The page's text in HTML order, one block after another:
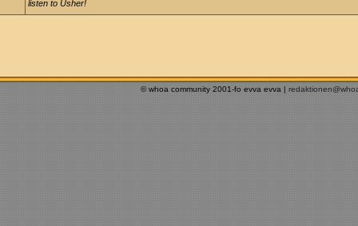
listen to Usher!
© whoa community 2001-fo evva evva |